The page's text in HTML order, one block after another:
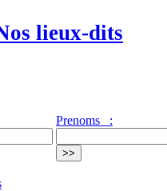
lieux-dits
Prenoms :